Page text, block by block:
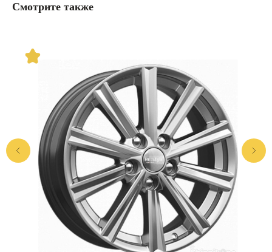
Смотрите также